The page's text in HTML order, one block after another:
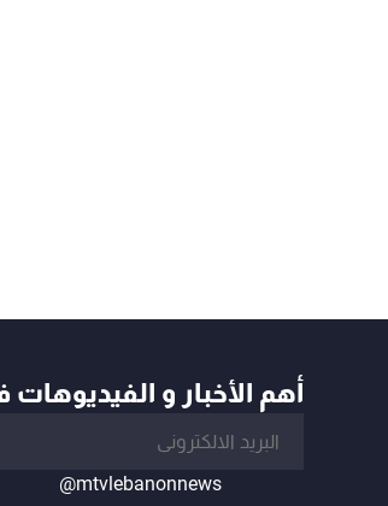
أهم الأخبار و الفيديوهات
@mtvlebanonnews